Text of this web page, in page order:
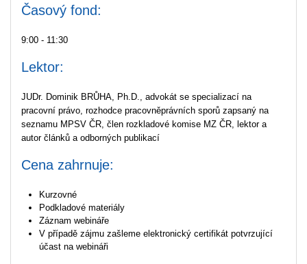
Časový fond:
9:00 - 11:30
Lektor:
JUDr. Dominik BRŮHA, Ph.D., advokát se specializací na
pracovní právo, rozhodce pracovněprávních sporů zapsaný na
seznamu MPSV ČR, člen rozkladové komise MZ ČR, lektor a
autor článků a odborných publikací
Cena zahrnuje:
Kurzovné
Podkladové materiály
Záznam webináře
V případě zájmu zašleme elektronický certifikát potvrzující
účast na webináři